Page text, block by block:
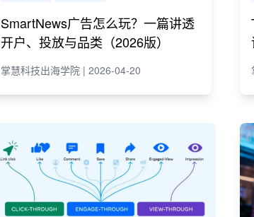
SmartNews广告怎么玩？一篇讲透
开户、投放与品类（2026版）
掌慧科技出海学院 | 2026-04-20